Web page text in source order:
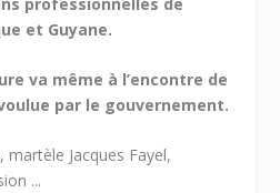
et Guyane.
va même à l’encontre de
par le gouvernement.
Jacques Fayel,
...